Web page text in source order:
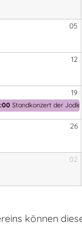
05
12
19
26
02
mit Bewirtung
Standkonzert der
können